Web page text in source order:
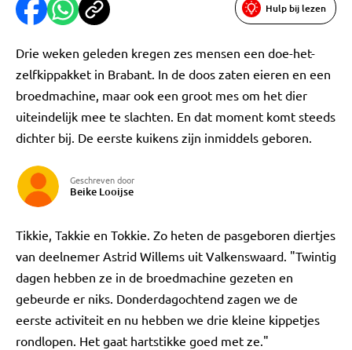
Hulp bij lezen
Drie weken geleden kregen zes mensen een doe-het-
zelfkippakket in Brabant. In de doos zaten eieren en een
broedmachine, maar ook een groot mes om het dier
uiteindelijk mee te slachten. En dat moment komt steeds
dichter bij. De eerste kuikens zijn inmiddels geboren.
Geschreven door
Beike Looijse
Tikkie, Takkie en Tokkie. Zo heten de pasgeboren diertjes
van deelnemer Astrid Willems uit Valkenswaard. "Twintig
dagen hebben ze in de broedmachine gezeten en
gebeurde er niks. Donderdagochtend zagen we de
eerste activiteit en nu hebben we drie kleine kippetjes
rondlopen. Het gaat hartstikke goed met ze."